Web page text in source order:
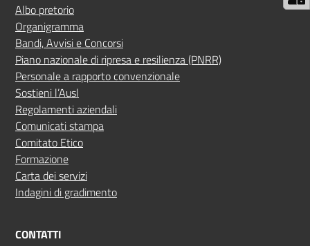
Albo pretorio
Organigramma
Bandi, Avvisi e Concorsi
Piano nazionale di ripresa e resilienza (PNRR)
Personale a rapporto convenzionale
Sostieni l’Ausl
Regolamenti aziendali
Comunicati stampa
Comitato Etico
Formazione
Carta dei servizi
Indagini di gradimento
CONTATTI